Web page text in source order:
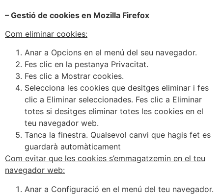
– Gestió de cookies en Mozilla Firefox
Com eliminar cookies:
Anar a Opcions en el menú del seu navegador.
Fes clic en la pestanya Privacitat.
Fes clic a Mostrar cookies.
Selecciona les cookies que desitges eliminar i fes
clic a Eliminar seleccionades. Fes clic a Eliminar
totes si desitges eliminar totes les cookies en el
teu navegador web.
Tanca la finestra. Qualsevol canvi que hagis fet es
guardarà automàticament
Com evitar que les cookies s’emmagatzemin en el teu
navegador web:
Anar a Configuració en el menú del teu navegador.